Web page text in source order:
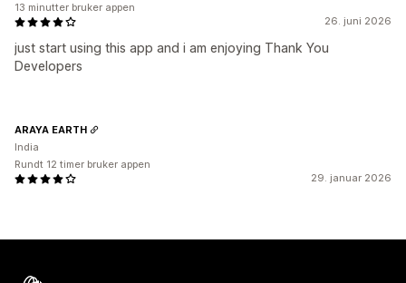
26. juni 2026
just start using this app and i am enjoying Thank You
Developers
13 minutter bruker appen
29. januar 2026
ARAYA EARTH
India
Rundt 12 timer bruker appen